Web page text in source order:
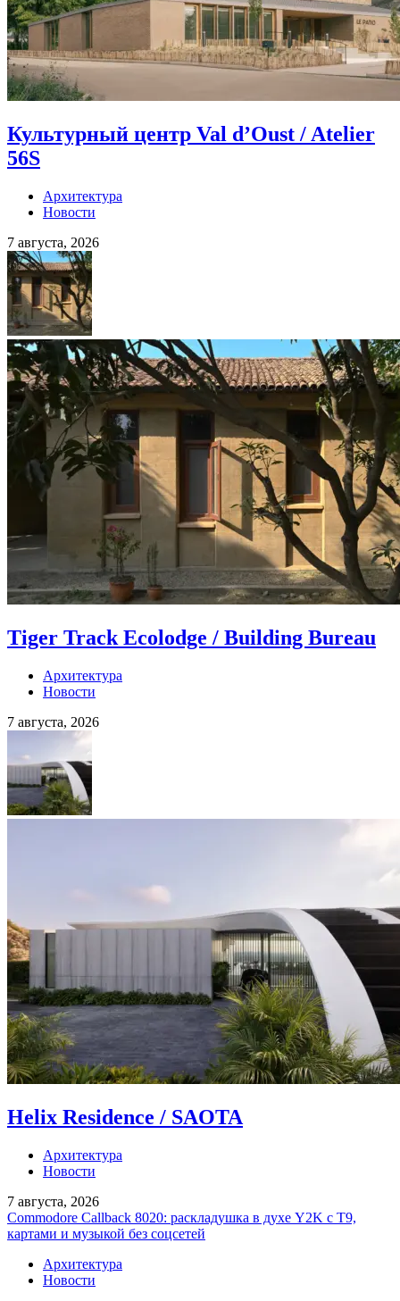
Культурный центр Val d’Oust / Atelier
56S
Архитектура
Новости
7 августа, 2026
Tiger Track Ecolodge / Building Bureau
Архитектура
Новости
7 августа, 2026
Helix Residence / SAOTA
Архитектура
Новости
7 августа, 2026
Commodore Callback 8020: раскладушка в духе Y2K с T9,
картами и музыкой без соцсетей
Архитектура
Новости